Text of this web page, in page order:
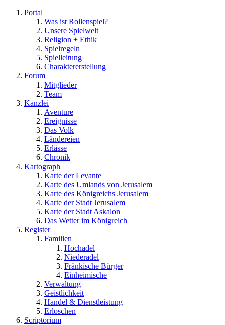
Portal
Was ist Rollenspiel?
Unsere Spielwelt
Religion + Ethik
Spielregeln
Spielleitung
Charaktererstellung
Forum
Mitglieder
Team
Kanzlei
Aventure
Ereignisse
Das Volk
Ländereien
Erlässe
Chronik
Kartograph
Karte der Levante
Karte des Umlands von Jerusalem
Karte des Königreichs Jerusalem
Karte der Stadt Jerusalem
Karte der Stadt Askalon
Das Wetter im Königreich
Register
Familien
Hochadel
Niederadel
Fränkische Bürger
Einheimische
Verwaltung
Geistlichkeit
Handel & Dienstleistung
Erloschen
Scriptorium